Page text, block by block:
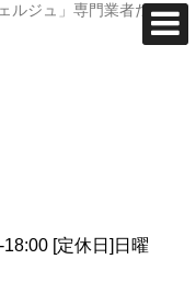
ルジュ」専門業者だか
[定休日]日曜